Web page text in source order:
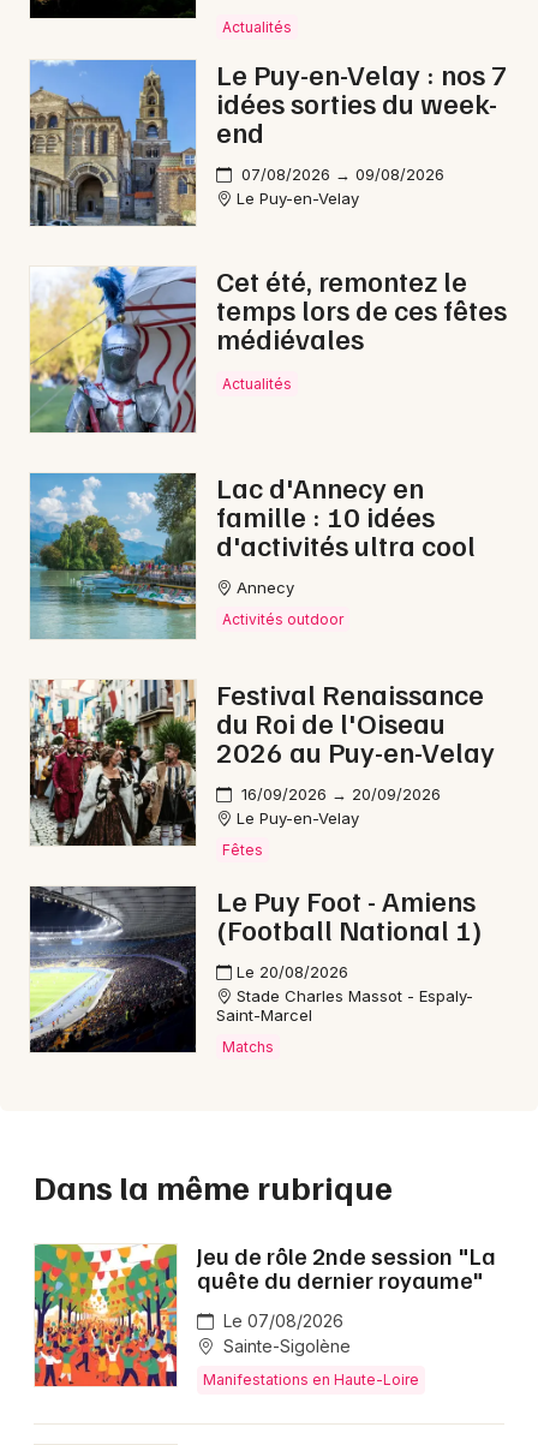
Je m'abonne
Actualités
Le Puy-en-Velay : nos 7
idées sorties du week-
end
07/08/2026 → 09/08/2026
Le Puy-en-Velay
Cet été, remontez le
temps lors de ces fêtes
médiévales
Actualités
Lac d'Annecy en
famille : 10 idées
d'activités ultra cool
Annecy
Activités outdoor
Festival Renaissance
du Roi de l'Oiseau
2026 au Puy-en-Velay
16/09/2026 → 20/09/2026
Le Puy-en-Velay
Fêtes
Le Puy Foot - Amiens
(Football National 1)
Le 20/08/2026
Stade Charles Massot - Espaly-
Saint-Marcel
Matchs
Dans la même rubrique
Jeu de rôle 2nde session "La
quête du dernier royaume"
Le 07/08/2026
Sainte-Sigolène
Manifestations en Haute-Loire